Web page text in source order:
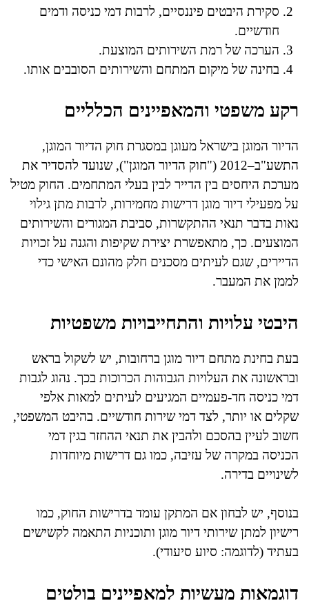
סקירת היבטים פיננסיים, לרבות דמי כניסה ודמים
חודשיים.
הערכה של רמת השירותים המוצעת.
בחינה של מיקום המתחם והשירותים הסובבים אותו.
רקע משפטי והמאפיינים הכלליים
הדיור המוגן בישראל מעוגן במסגרת חוק הדיור המוגן,
התשע"ב–2012 ("חוק הדיור המוגן"), שנועד להסדיר את
מערכת היחסים בין הדייר לבין בעלי המתחמים. החוק מטיל
על מפעילי דיור מוגן דרישות מחמירות, לרבות מתן גילוי
נאות בדבר תנאי ההתקשרות, סביבת המגורים והשירותים
המוצעים. כך, מתאפשרת יצירת שקיפות והגנה על זכויות
הדיירים, שגם לעיתים מסכנים חלק מהונם האישי כדי
לממן את המעבר.
היבטי עלויות והתחייבויות משפטיות
בעת בחינת מתחם דיור מוגן ברחובות, יש לשקול בראש
ובראשונה את העלויות הגבוהות הכרוכות בכך. נהוג לגבות
דמי כניסה חד-פעמיים המגיעים לעיתים למאות אלפי
שקלים או יותר, לצד דמי שירות חודשיים. בהיבט המשפטי,
חשוב לעיין בהסכם ולהבין את תנאי ההחזר בגין דמי
הכניסה במקרה של עזיבה, כמו גם דרישות מיוחדות
לשינויים בדירה.
בנוסף, יש לבחון אם המתקן עומד בדרישות החוק, כמו
רישיון למתן שירותי דיור מוגן ותוכניות התאמה לקשישים
בעתיד (לדוגמה: סיוע סיעודי).
דוגמאות מעשיות למאפיינים בולטים